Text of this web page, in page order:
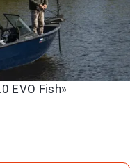
EVO Fish»